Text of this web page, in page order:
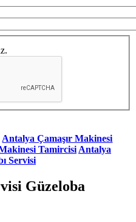
Antalya Çamaşır Makinesi
Tamircisi Antalya
Servisi
Güzeloba